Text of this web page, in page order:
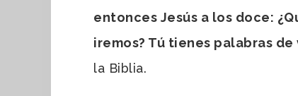
entonces Jesús a los doce:
iremos? Tú tienes palabras de
la Biblia.